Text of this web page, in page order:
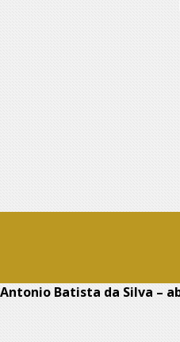
Antonio Batista da Silva –